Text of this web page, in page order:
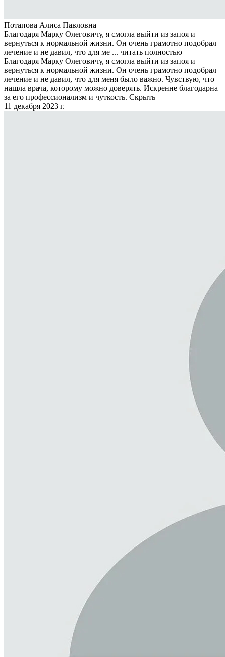
Потапова Алиса Павловна
Благодаря Марку Олеговичу, я смогла выйти из запоя и
вернуться к нормальной жизни. Он очень грамотно подобрал
лечение и не давил, что для ме ... читать полностью
Благодаря Марку Олеговичу, я смогла выйти из запоя и
вернуться к нормальной жизни. Он очень грамотно подобрал
лечение и не давил, что для меня было важно. Чувствую, что
нашла врача, которому можно доверять. Искренне благодарна
за его профессионализм и чуткость. Скрыть
11 декабря 2023 г.